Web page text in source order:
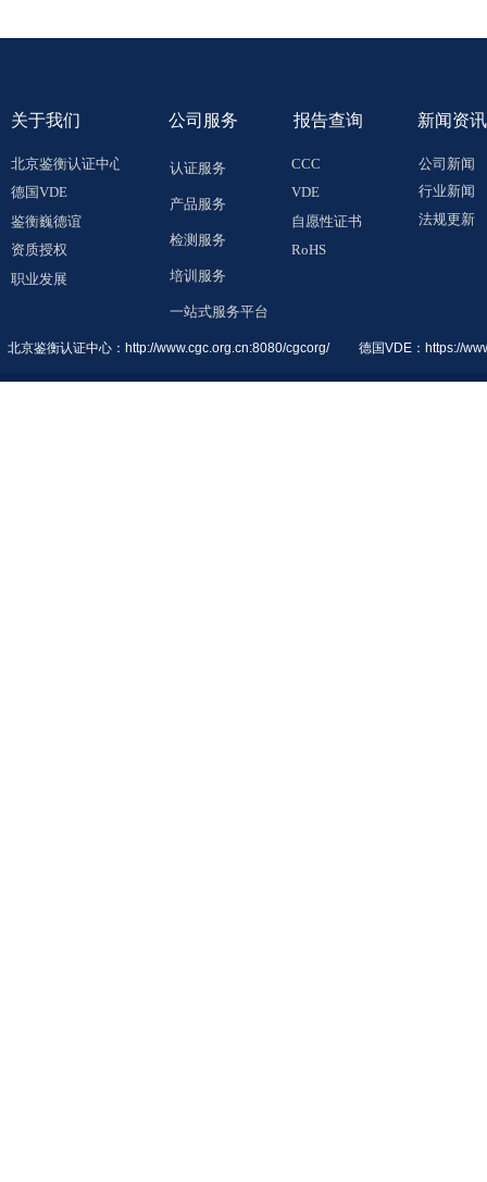
报告查询
关于我们
北京鉴衡认证中心
德国VDE
鉴衡巍德谊
资质授权
职业发展
公司新闻
行业新闻
法规更新
CCC
VDE
自愿性证书
RoHS
公司服务 新闻资讯
认证服务
产品服务
检测服务
培训服务
一站式服务平台
北京鉴衡认证中心： http://www.cgc.org.cn:8080/cgcorg/ 德国VDE： https://